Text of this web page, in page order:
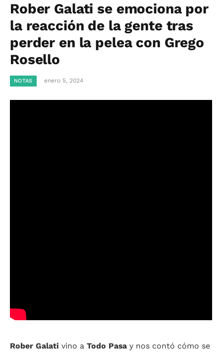
Rober Galati se emociona por
la reacción de la gente tras
perder en la pelea con Grego
Rosello
NOTAS enero 5, 2024
Rober Galati vino a Todo Pasa y nos contó cómo se